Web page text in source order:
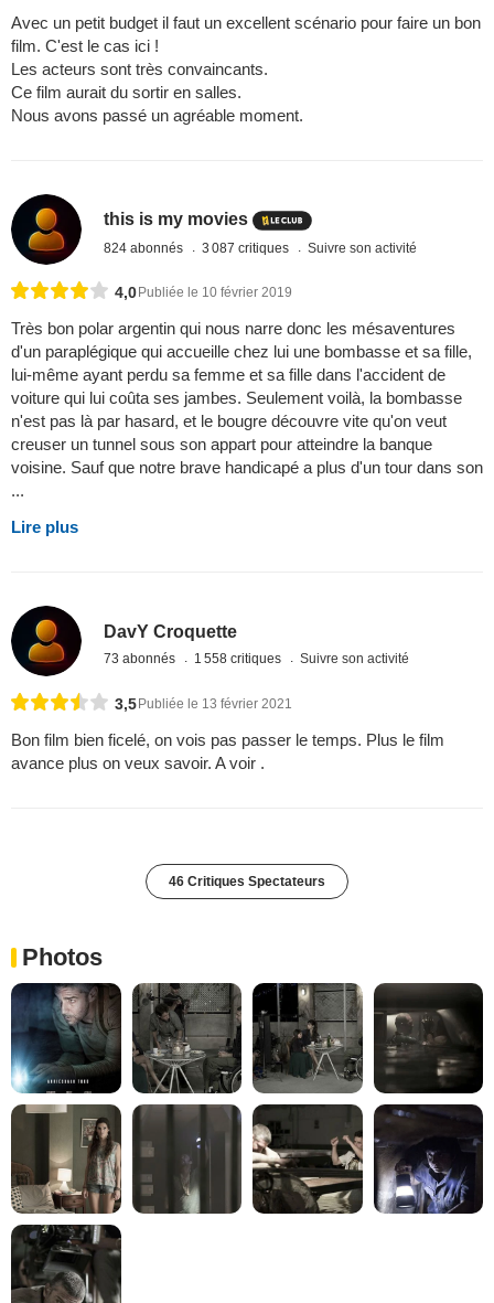
Avec un petit budget il faut un excellent scénario pour faire un bon
film. C'est le cas ici !
Les acteurs sont très convaincants.
Ce film aurait du sortir en salles.
Nous avons passé un agréable moment.
this is my movies
824 abonnés 3 087 critiques Suivre son activité
4,0 Publiée le 10 février 2019
Très bon polar argentin qui nous narre donc les mésaventures
d'un paraplégique qui accueille chez lui une bombasse et sa fille,
lui-même ayant perdu sa femme et sa fille dans l'accident de
voiture qui lui coûta ses jambes. Seulement voilà, la bombasse
n'est pas là par hasard, et le bougre découvre vite qu'on veut
creuser un tunnel sous son appart pour atteindre la banque
voisine. Sauf que notre brave handicapé a plus d'un tour dans son
...
Lire plus
DavY Croquette
73 abonnés 1 558 critiques Suivre son activité
3,5 Publiée le 13 février 2021
Bon film bien ficelé, on vois pas passer le temps. Plus le film
avance plus on veux savoir. A voir .
46 Critiques Spectateurs
Photos